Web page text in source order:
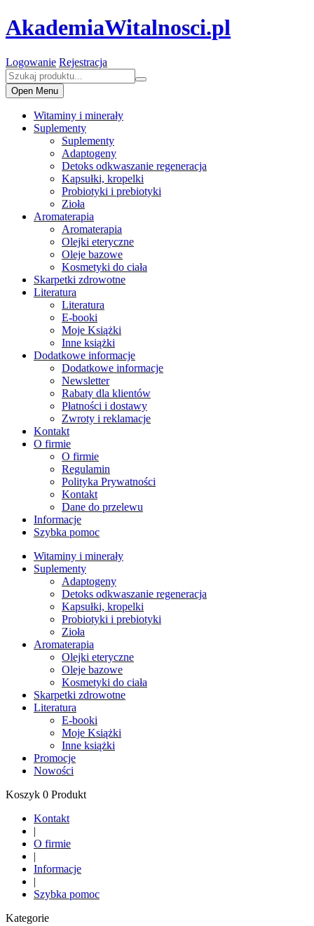
AkademiaWitalnosci.pl
Logowanie Rejestracja
Open Menu
Witaminy i minerały
Suplementy
Suplementy
Adaptogeny
Detoks odkwaszanie regeneracja
Kapsułki, kropelki
Probiotyki i prebiotyki
Zioła
Aromaterapia
Aromaterapia
Olejki eteryczne
Oleje bazowe
Kosmetyki do ciała
Skarpetki zdrowotne
Literatura
Literatura
E-booki
Moje Książki
Inne książki
Dodatkowe informacje
Dodatkowe informacje
Newsletter
Rabaty dla klientów
Płatności i dostawy
Zwroty i reklamacje
Kontakt
O firmie
O firmie
Regulamin
Polityka Prywatności
Kontakt
Dane do przelewu
Informacje
Szybka pomoc
Witaminy i minerały
Suplementy
Adaptogeny
Detoks odkwaszanie regeneracja
Kapsułki, kropelki
Probiotyki i prebiotyki
Zioła
Aromaterapia
Olejki eteryczne
Oleje bazowe
Kosmetyki do ciała
Skarpetki zdrowotne
Literatura
E-booki
Moje Książki
Inne książki
Promocje
Nowości
Koszyk 0 Produkt
Kontakt
|
O firmie
|
Informacje
|
Szybka pomoc
Kategorie